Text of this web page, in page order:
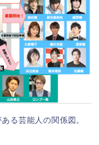
る芸能人の関係図。